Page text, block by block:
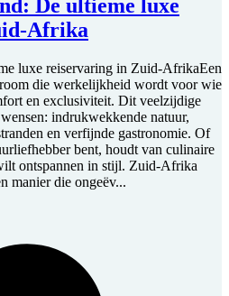
De ultieme luxe
Afrika
luxe reiservaring in Zuid-AfrikaEen
die werkelijkheid wordt voor wie
en exclusiviteit. Dit veelzijdige
indrukwekkende natuur,
en verfijnde gastronomie. Of
bent, houdt van culinaire
ontspannen in stijl. Zuid-Afrika
manier die ongeëv...